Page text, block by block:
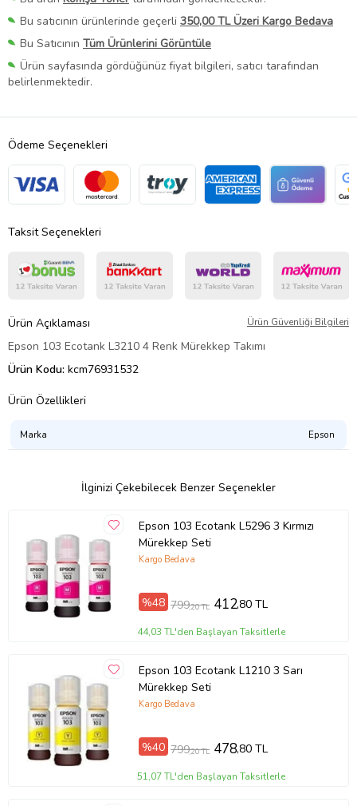
Bu satıcının ürünlerinde geçerli 350,00 TL Üzeri Kargo Bedava
Bu Satıcının Tüm Ürünlerini Görüntüle
Ürün sayfasında gördüğünüz fiyat bilgileri, satıcı tarafından
belirlenmektedir.
Ödeme Seçenekleri
Taksit Seçenekleri
Ürün Açıklaması Ürün Güvenliği Bilgileri
Epson 103 Ecotank L3210 4 Renk Mürekkep Takımı
Ürün Kodu: kcm76931532
Ürün Özellikleri
Marka Epson
İlginizi Çekebilecek Benzer Seçenekler
Epson 103 Ecotank L5296 3 Kırmızı
Mürekkep Seti
Kargo Bedava
%48 799,20 TL 412,80 TL
44,03 TL'den Başlayan Taksitlerle
Epson 103 Ecotank L1210 3 Sarı
Mürekkep Seti
Kargo Bedava
%40 799,20 TL 478,80 TL
51,07 TL'den Başlayan Taksitlerle